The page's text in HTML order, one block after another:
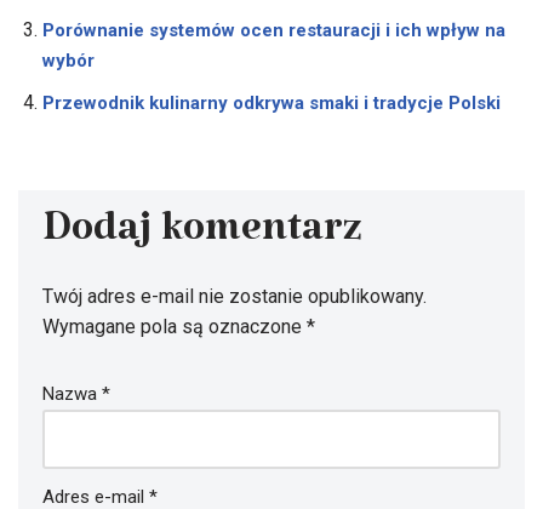
Porównanie systemów ocen restauracji i ich wpływ na
wybór
Przewodnik kulinarny odkrywa smaki i tradycje Polski
Dodaj komentarz
Twój adres e-mail nie zostanie opublikowany.
Wymagane pola są oznaczone *
Nazwa *
Adres e-mail *